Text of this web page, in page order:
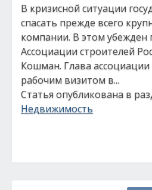
В кризисной ситуации
спасать прежде всего
компании. В этом убежден
Ассоциации строителей
Кошман. Глава ассоциации
рабочим визитом в...
Статья опубликована в
Недвижимость